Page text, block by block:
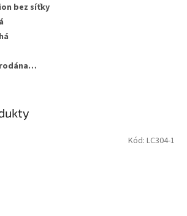
Kód: LC304-1
bez síťky